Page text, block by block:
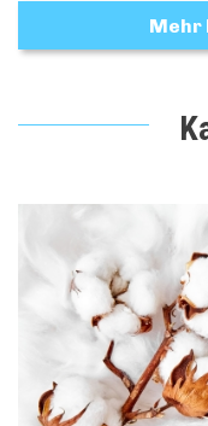
Mehr